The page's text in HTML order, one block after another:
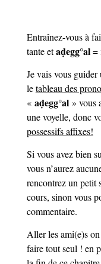
Entraînez-vous à
tante etaḍegg°al=
Je vais vous
letableau des
« aḍegg°al» vous
une voyelle, donc
possessifs affixes!
Si vous avez bien
vous n’aurez
rencontrez un petit
cours, sinon vous
commentaire.
Aller les ami(e)s
faire tout seul ! en